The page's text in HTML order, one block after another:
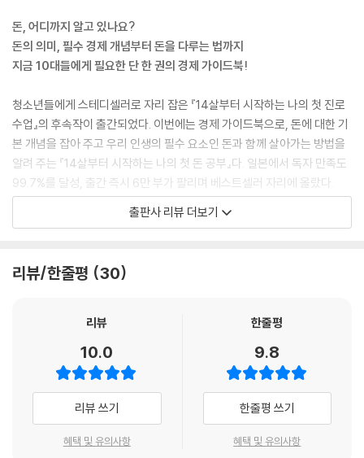
세계를 바꾸는 SDGs
기업에 필요한 도덕성
정의롭고 따뜻한 사회로
제6장 미래의 너에게 하고 싶은 말
돈을 벌고 쓰는 법
어른은 얼마나 벌까?
어떤 일을 해야 안정적일까?
100세 시대에 돈을 번다는 것
나를 성장시키는 세 가지 자산
연봉이 높으면 행복할까?
시간과 돈
누군가를 기쁘게 만드는 돈
우리 삶의 의미
돈과 나의 연결 고리
있는 성질을 말해요. 무엇과도 교환할 수 있다는 것은 무엇이든 살 수 있다
는 뜻입니다.
그렇다면 사랑도 돈으로 살 수 있을까요?
다’라고 말하지요. 그렇다면 예를 들어 볼까요? 내가 호감을 느끼는 사람이
두 명 있다고 가정해 봅시다. 한 사람은 데이트를 할 때 주로 값싼 프랜차이
즈 식당에 가고, 가끔은 라면을 먹기도 합니다. 가까운 거리는 항상 걸어서
다니죠. 반면 다른 한 사람은 스포츠카를 타고 다니면서 비싼 프렌치 레스
토랑에 데리고 갑니다. 다음 데이트 때는 테마파크에 가자고 하네요.
자, 여러분은 어떤 사람에게 더 마음이 가나요? 여러분의 판단에 ‘돈’이라
는 요소가 영향을 줄까요? 돈이라는 것은 굉장히 신기한 존재입니다. 인생
에 큰 영향을 미치죠. 하지만 돈에 휘둘리는 인생은 굉장히 공허해요.
이런 말을 남겼습니다. “인생에는 세 가지만 있으면 된다. 희망과 용기와
를 거예요. 돈이 많다고 해서 무조건 행복한 건 아닙니다. 반대로 돈이 너무
없어도 행복하기는 어렵겠지요.
여러분에게 돈이란 무엇인가요? 이 책에 등장하는 학생 ‘미호’와 함께 답을
찾아가 봅시다. 어쩌면 여러분의 미래가 조금 바뀔지도 몰라요.
돈을 지불하고 얻는 것
돈, 어디까지 알고 있나요?
돈의 의미, 필수 경제 개념부터 돈을 다루는 법까지
지금 10대들에게 필요한 단 한 권의 경제 가이드북!
청소년들에게 스테디셀러로 자리 잡은 『14살부터 시작하는 나의 첫 진로
수업』의 후속작이 출간되었다. 이번에는 경제 가이드북으로, 돈에 대한 기
본 개념을 잡아 주고 우리 인생의 필수 요소인 돈과 함께 살아가는 방법을
알려 주는 『14살부터 시작하는 나의 첫 돈 공부』다. 일본에서 독자 만족도
99.7%를 달성, 출간 즉시 6만 부가 팔리며 베스트셀러 자리에 올랐다.
이 책은 총 6장으로 구성되어(‘돈이란 무엇일까?’ ‘돈과 세상의 시스템’ ‘우
을 살 것인지, 어떤 사회를 만들어 갈 것인지에 대한 심도 깊은 질문을 던진
체적으로 돈을 다룰 수 있는 사고와 방법을 터득하도록 돕는 것이다. 돈에
대해 제대로 공부하면 돈에 대한 단편적인 개념에서 벗어나 돈과 나, 돈과
사회의 연결고리가 보이고 돈을 적극적으로 벌고, 불리고, 관리하고, 다루
는 법을 알게 된다. 돈과 경제에 대한 부분은 이해하기 어렵다는 선입견 때
문에 제대로 공부하기를 꺼리는 이들이 많다. 『14살부터 시작하는 나의 첫
출판사 리뷰 더보기
리뷰/한줄평 30
리뷰
10.0
리뷰 쓰기
혜택 및 유의사항
한줄평
9.8
한줄평 쓰기
혜택 및 유의사항